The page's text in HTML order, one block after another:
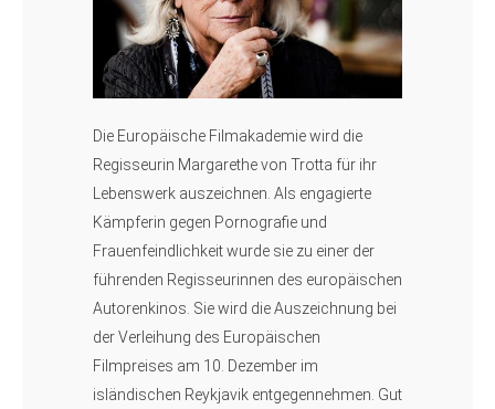
Die Europäische Filmakademie wird die
Regisseurin Margarethe von Trotta für ihr
Lebenswerk auszeichnen. Als engagierte
Kämpferin gegen Pornografie und
Frauenfeindlichkeit wurde sie zu einer der
führenden Regisseurinnen des europäischen
Autorenkinos. Sie wird die Auszeichnung bei
der Verleihung des Europäischen
Filmpreises am 10. Dezember im
isländischen Reykjavik entgegennehmen. Gut